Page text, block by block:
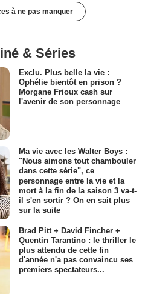
à ne pas manquer
& Séries
Exclu. Plus belle la vie :
Ophélie bientôt en prison ?
Morgane Frioux cash sur
l'avenir de son personnage
Ma vie avec les Walter Boys :
"Nous aimons tout chambouler
dans cette série", ce
personnage entre la vie et la
mort à la fin de la saison 3 va-t-
il s'en sortir ? On en sait plus
sur la suite
Brad Pitt + David Fincher +
Quentin Tarantino : le thriller le
plus attendu de cette fin
d'année n'a pas convaincu ses
premiers spectateurs...